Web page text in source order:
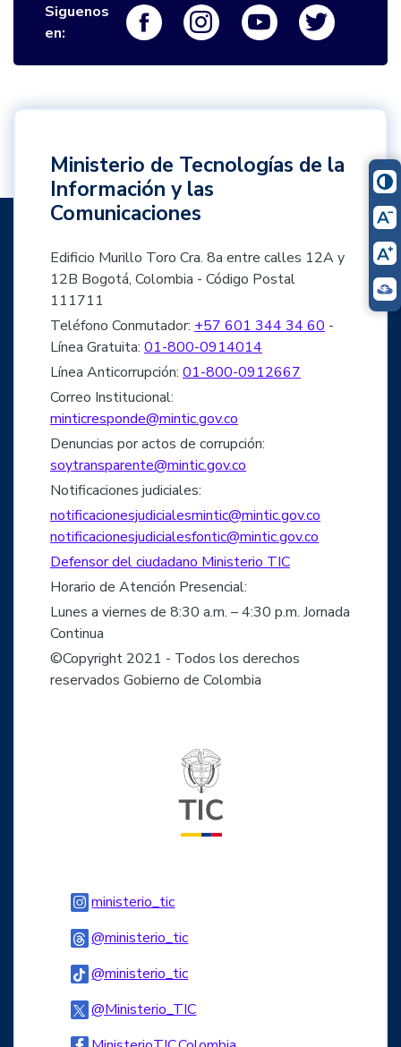
Siguenos
en:
Logo FacebookLogo InstagramLogo Youtube
Ministerio de Tecnologías de la
Información y las
Comunicaciones
Edificio Murillo Toro Cra. 8a entre calles 12A y
12B Bogotá, Colombia - Código Postal
111711
Teléfono Conmutador: +57 601 344 34 60 -
Línea Gratuita: 01-800-0914014
Línea Anticorrupción: 01-800-0912667
Correo Institucional:
minticresponde@mintic.gov.co
Denuncias por actos de corrupción:
soytransparente@mintic.gov.co
Notificaciones judiciales:
notificacionesjudicialesmintic@mintic.gov.co
notificacionesjudicialesfontic@mintic.gov.co
Defensor del ciudadano Ministerio TIC
Horario de Atención Presencial:
Lunes a viernes de 8:30 a.m. – 4:30 p.m. Jornada
Continua
©Copyright 2021 - Todos los derechos
reservados Gobierno de Colombia
ministerio_ticLogo Instagram
@ministerio_ticLogo Threads
@ministerio_ticLogo Tiktok
@Ministerio_TICLogo Twitter